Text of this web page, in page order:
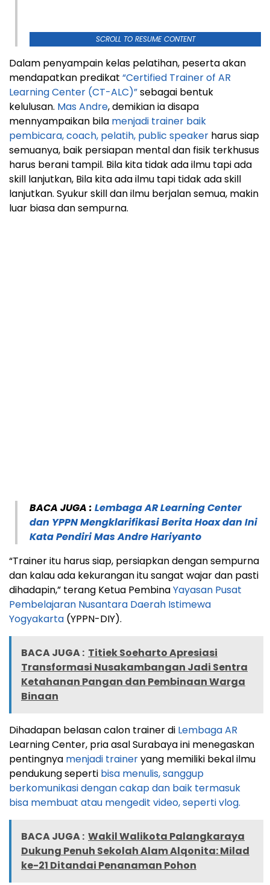
SCROLL TO RESUME CONTENT
Dalam penyampain kelas pelatihan, peserta akan
mendapatkan predikat “Certified Trainer of AR
Learning Center (CT-ALC)”sebagai bentuk
kelulusan. Mas Andre, demikian ia disapa
mennyampaikan bila menjadi trainer baik
pembicara, coach, pelatih, public speaker harus siap
semuanya, baik persiapan mental dan fisik terkhusus
harus berani tampil. Bila kita tidak ada ilmu tapi ada
skill lanjutkan, Bila kita ada ilmu tapi tidak ada skill
lanjutkan. Syukur skill dan ilmu berjalan semua, makin
luar biasa dan sempurna.
BACA JUGA : Lembaga AR Learning Center
dan YPPN Mengklarifikasi Berita Hoax dan Ini
Kata Pendiri Mas Andre Hariyanto
“Trainer itu harus siap, persiapkan dengan sempurna
dan kalau ada kekurangan itu sangat wajar dan pasti
dihadapin,” terang Ketua PembinaYayasan Pusat
Pembelajaran Nusantara Daerah Istimewa
Yogyakarta (YPPN-DIY).
BACA JUGA : Titiek Soeharto Apresiasi
Transformasi Nusakambangan Jadi Sentra
Ketahanan Pangan dan Pembinaan Warga
Binaan
Dihadapan belasan calon trainer di Lembaga AR
Learning Center, pria asal Surabaya ini menegaskan
pentingnya menjadi traineryang memiliki bekal ilmu
pendukung seperti bisa menulis, sanggup
berkomunikasi dengan cakap dan baik termasuk
bisa membuat atau mengedit video, seperti vlog.
BACA JUGA : Wakil Walikota Palangkaraya
Dukung Penuh Sekolah Alam Alqonita: Milad
ke-21 Ditandai Penanaman Pohon